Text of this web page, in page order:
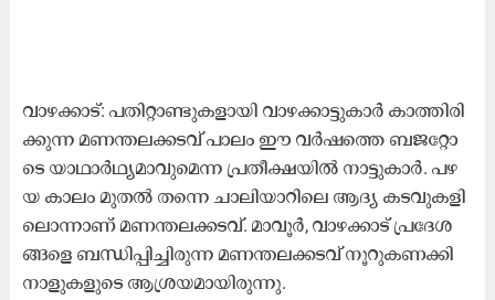
വാ​ഴ​ക്കാ​ട്: പ​തി​റ്റാ​ണ്ടു​ക​ളാ​യി വാ​ഴ​ക്കാ​ട്ടു​കാ​ർ കാ​ത്തി​രി​
ക്കു​ന്ന മ​ണ​ന്ത​ല​ക്ക​ട​വ് പാ​ലം ഈ ​വ​ർ​ഷ​ത്തെ ബ​ജ​റ്റോ​
ടെ യാ​ഥാ​ർ​ഥ്യ​മാ​വു​മെ​ന്ന പ്ര​തീ​ക്ഷ​യി​ൽ നാ​ട്ടു​കാ​ർ. പ​ഴ​
യ കാ​ലം മു​ത​ൽ ത​ന്നെ ചാ​ലി​യാ​റി​ലെ ആ​ദ്യ ക​ട​വു​ക​ളി​
ലൊ​ന്നാ​ണ് മ​ണ​ന്ത​ല​ക്ക​ട​വ്. മാ​വൂ​ർ, വാ​ഴ​ക്കാ​ട് പ്ര​ദേ​ശ​
ങ്ങ​ളെ ബ​ന്ധി​പ്പി​ച്ചി​രു​ന്ന മ​ണ​ന്ത​ല​ക്ക​ട​വ് നൂ​റു​ക​ണ​ക്കി​
നാ​ളു​ക​ളു​ടെ ആ​ശ്ര​യ​മാ​യി​രു​ന്നു.